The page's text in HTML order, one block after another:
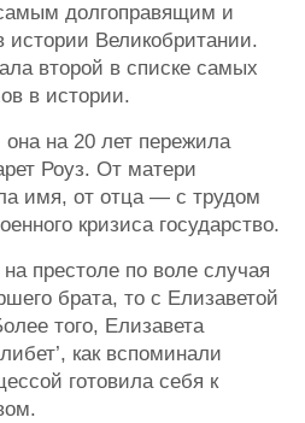
долгоправящим и
Великобритании.
второй в списке самых
в истории.
на 20 лет пережила
Роуз. От матери
имя, от отца — с трудом
кризиса государство.
престоле по воле случая
брата, то с Елизаветой
того, Елизавета
как вспоминали
готовила себя к